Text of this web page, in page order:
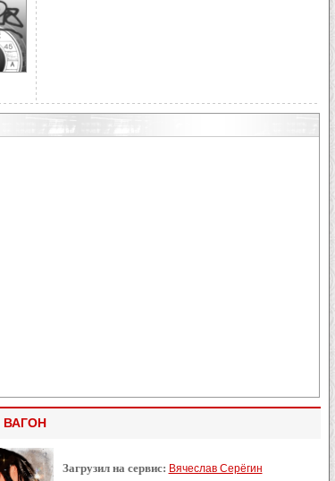
ВАГОН
Загрузил на сервис: Вячеслав Серёгин